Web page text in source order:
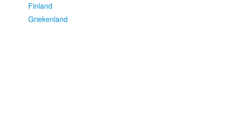
Finland
Griekenland